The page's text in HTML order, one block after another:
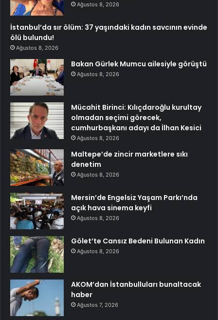
Ağustos 8, 2026
İstanbul’da sır ölüm: 37 yaşındaki kadın savcının evinde
ölü bulundu!
Ağustos 8, 2026
Bakan Gürlek Mumcu ailesiyle görüştü
Ağustos 8, 2026
Mücahit Birinci: Kılıçdaroğlu kurultay
olmadan seçimi görecek,
cumhurbaşkanı adayı da İlhan Kesici
Ağustos 8, 2026
Maltepe’de zincir marketlere sıkı
denetim
Ağustos 8, 2026
Mersin’de Engelsiz Yaşam Parkı’nda
açık hava sinema keyfi
Ağustos 8, 2026
Gölet’te Cansız Bedeni Bulunan Kadın
Ağustos 8, 2026
AKOM’dan İstanbulluları bunaltacak
haber
Ağustos 7, 2026